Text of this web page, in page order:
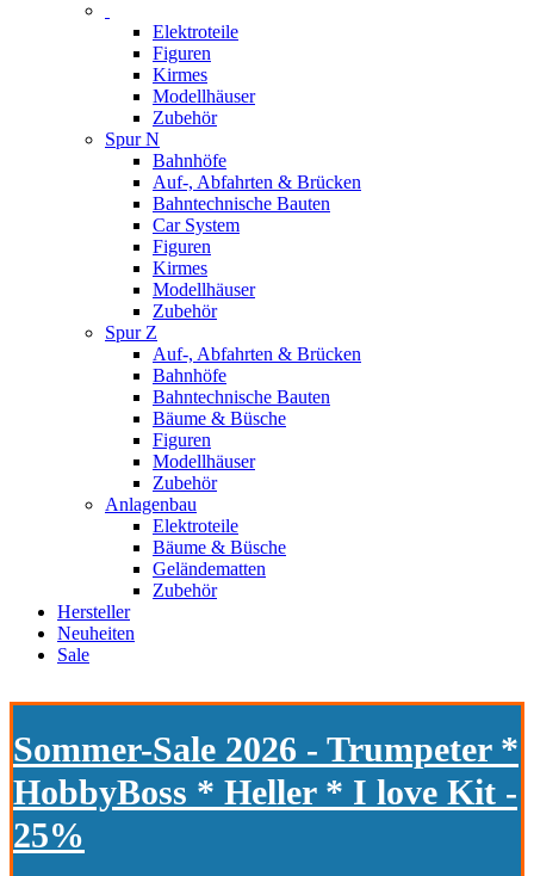
Elektroteile
Figuren
Kirmes
Modellhäuser
Zubehör
Spur N
Bahnhöfe
Auf-, Abfahrten & Brücken
Bahntechnische Bauten
Car System
Figuren
Kirmes
Modellhäuser
Zubehör
Spur Z
Auf-, Abfahrten & Brücken
Bahnhöfe
Bahntechnische Bauten
Bäume & Büsche
Figuren
Modellhäuser
Zubehör
Anlagenbau
Elektroteile
Bäume & Büsche
Geländematten
Zubehör
Hersteller
Neuheiten
Sale
Sommer-Sale 2026 - Trumpeter *
HobbyBoss * Heller * I love Kit -
25%